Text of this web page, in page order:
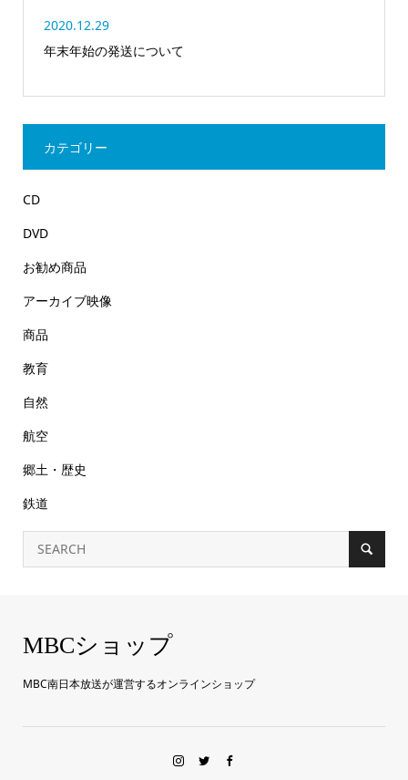
2020.12.29
年末年始の発送について
カテゴリー
CD
DVD
お勧め商品
アーカイブ映像
商品
教育
自然
航空
郷土・歴史
鉄道
MBCショップ
MBC南日本放送が運営するオンラインショップ